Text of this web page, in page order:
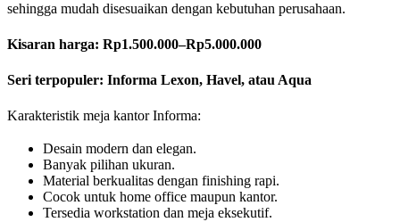
sehingga mudah disesuaikan dengan kebutuhan perusahaan.
Kisaran harga: Rp1.500.000–Rp5.000.000
Seri terpopuler: Informa Lexon, Havel, atau Aqua
Karakteristik meja kantor Informa:
Desain modern dan elegan.
Banyak pilihan ukuran.
Material berkualitas dengan finishing rapi.
Cocok untuk home office maupun kantor.
Tersedia workstation dan meja eksekutif.